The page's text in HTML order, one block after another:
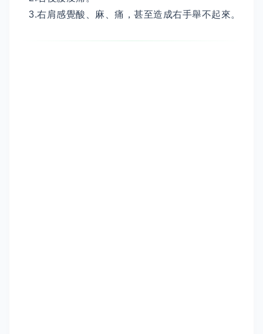
3.右肩感覺酸、麻、痛，甚至造成右手舉不起來。